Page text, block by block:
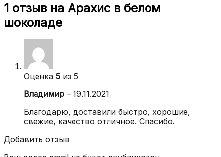
1 отзыв на Арахис в белом
шоколаде
Оценка 5 из 5
Владимир – 19.11.2021
Благодарю, доставили быстро, хорошие,
свежие, качество отличное. Спасибо.
Добавить отзыв